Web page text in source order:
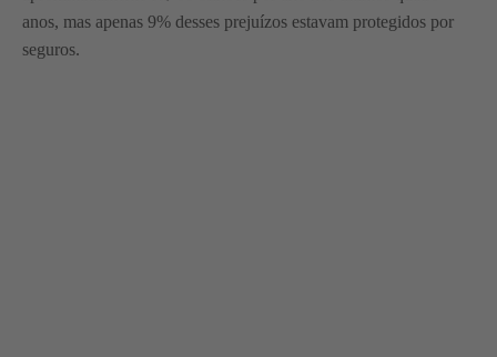
anos, mas apenas 9% desses prejuízos estavam protegidos por
seguros.